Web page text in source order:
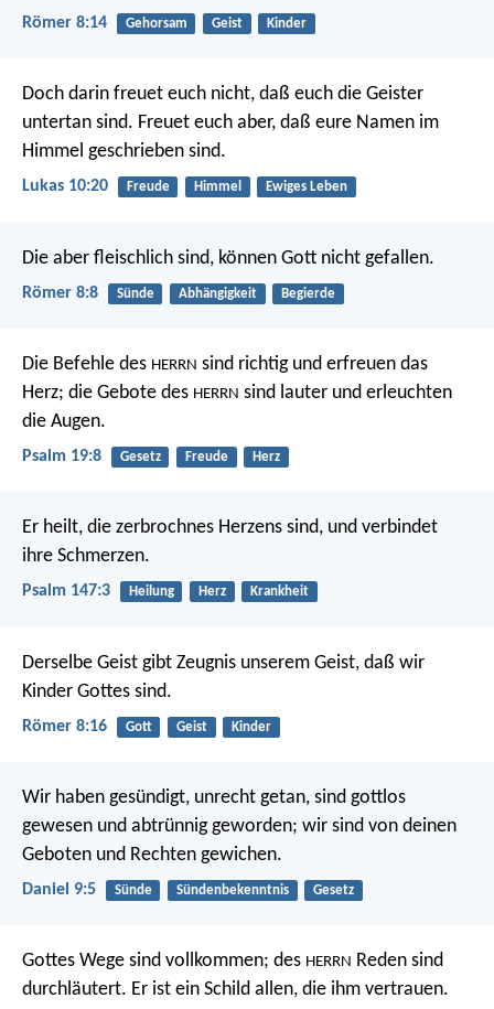
Römer 8:14 Gehorsam Geist Kinder
Doch darin freuet euch nicht, daß euch die Geister
untertan sind. Freuet euch aber, daß eure Namen im
Himmel geschrieben sind.
Lukas 10:20 Freude Himmel Ewiges Leben
Die aber fleischlich sind, können Gott nicht gefallen.
Römer 8:8 Sünde Abhängigkeit Begierde
Die Befehle des HERRN sind richtig und erfreuen das
Herz; die Gebote des HERRN sind lauter und erleuchten
die Augen.
Psalm 19:8 Gesetz Freude Herz
Er heilt, die zerbrochnes Herzens sind, und verbindet
ihre Schmerzen.
Psalm 147:3 Heilung Herz Krankheit
Derselbe Geist gibt Zeugnis unserem Geist, daß wir
Kinder Gottes sind.
Römer 8:16 Gott Geist Kinder
Wir haben gesündigt, unrecht getan, sind gottlos
gewesen und abtrünnig geworden; wir sind von deinen
Geboten und Rechten gewichen.
Daniel 9:5 Sünde Sündenbekenntnis Gesetz
Gottes Wege sind vollkommen; des HERRN Reden sind
durchläutert. Er ist ein Schild allen, die ihm vertrauen.